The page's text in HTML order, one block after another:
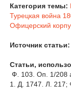
Категория темы:
Турецкая война
Офицерский
Источник статьи:
Статьи,
Ф. 103. Оп. 1/208
1. Д. 1747. Л.